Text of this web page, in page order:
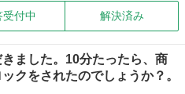
受付中 解決済み
ました。10分たったら、商
クをされたのでしょうか？。